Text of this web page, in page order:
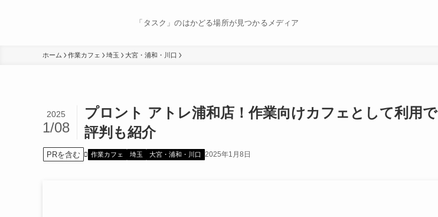
「タスク」のはかどる場所が見つかるメディア
ホーム 作業カフェ 埼玉 大宮・浦和・川口
プロント アトレ浦和店！作業向けカフェとして利用
評判も紹介
2025
1/08
PRを含む 作業カフェ 埼玉 大宮・浦和・川口 2025年1月8日